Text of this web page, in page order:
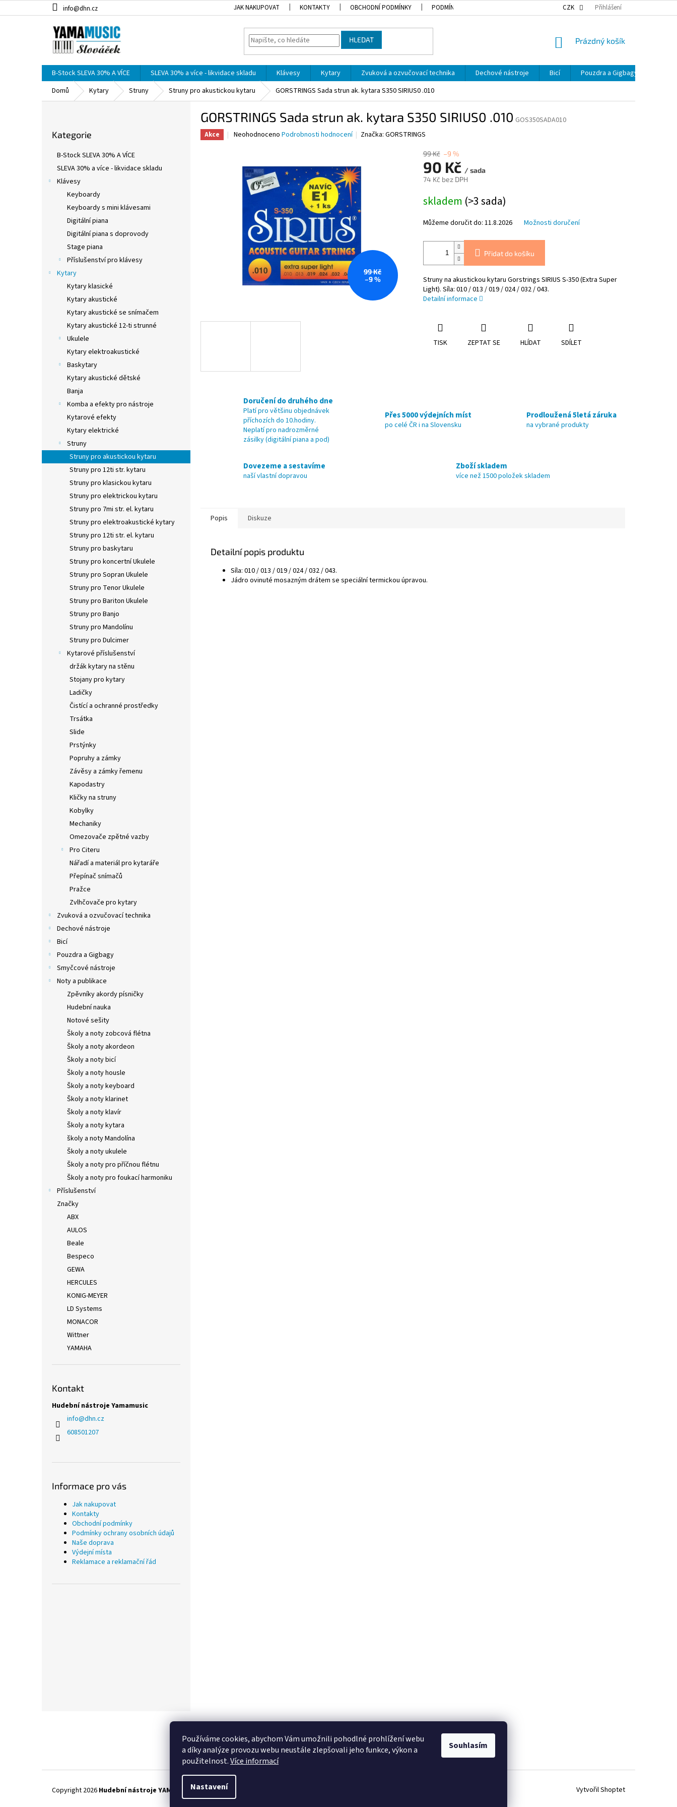
Používáme cookies, abychom Vám umožnili pohodlné prohlížení webu
a díky analýze provozu webu neustále zlepšovali jeho funkce, výkon a
použitelnost.Více informací
Nastavení
Souhlasím
na
info@dhn.cz JAK NAKUPOVAT KONTAKTY OBCHODNÍ PODMÍNKY PODMÍNKY OCHRANY OSOBNÍCH ÚDAJŮ NAŠE DOPRAVA
CZK Přihlášení
HLEDAT
NÁKUPNÍ
Prázdný košík
B-Stock SLEVA 30% A VÍCE SLEVA 30% a více - likvidace skladu Klávesy Kytary Zvuková a ozvučovací technika Dechové nástroje Bicí Pouzdra a Gigbagy
Domů
Kytary Struny Struny pro akustickou kytaru GORSTRINGS Sada strun ak. kytara S350 SIRIUS0 .010
kategorie
Kategorie
B-Stock SLEVA 30% A VÍCE
SLEVA 30% a více - likvidace skladu
Klávesy
Keyboardy
Keyboardy s mini klávesami
Digitální piana
Digitální piana s doprovody
Stage piana
Příslušenství pro klávesy
Kytary
Kytary klasické
Kytary akustické
Kytary akustické se snímačem
Kytary akustické 12-ti strunné
Ukulele
Kytary elektroakustické
Baskytary
Kytary akustické dětské
Banja
Komba a efekty pro nástroje
Kytarové efekty
Kytary elektrické
Struny
Struny pro akustickou kytaru
Struny pro 12ti str. kytaru
Struny pro klasickou kytaru
Struny pro elektrickou kytaru
Struny pro 7mi str. el. kytaru
Struny pro elektroakustické kytary
Struny pro 12ti str. el. kytaru
Struny pro baskytaru
Struny pro koncertní Ukulele
Struny pro Sopran Ukulele
Struny pro Tenor Ukulele
Struny pro Bariton Ukulele
Struny pro Banjo
Struny pro Mandolínu
Struny pro Dulcimer
Kytarové příslušenství
držák kytary na stěnu
Stojany pro kytary
Ladičky
Čistící a ochranné prostředky
Trsátka
Slide
Prstýnky
Popruhy a zámky
Závěsy a zámky řemenu
Kapodastry
Kličky na struny
Kobylky
Mechaniky
Omezovače zpětné vazby
Pro Citeru
Nářadí a materiál pro kytaráře
Přepínač snímačů
Pražce
Zvlhčovače pro kytary
Zvuková a ozvučovací technika
Dechové nástroje
Bicí
Pouzdra a Gigbagy
Smyčcové nástroje
Noty a publikace
Zpěvníky akordy písničky
Hudební nauka
Notové sešity
Školy a noty zobcová flétna
Školy a noty akordeon
Školy a noty bicí
Školy a noty housle
Školy a noty keyboard
Školy a noty klarinet
Školy a noty klavír
Školy a noty kytara
školy a noty Mandolína
Školy a noty ukulele
Školy a noty pro příčnou flétnu
Školy a noty pro foukací harmoniku
Příslušenství
Značky
ABX
AULOS
Beale
Bespeco
GEWA
HERCULES
KONIG-MEYER
LD Systems
MONACOR
Wittner
YAMAHA
Kontakt
Hudební nástroje Yamamusic
info@dhn.cz
608501207
Informace pro vás
Jak nakupovat
Kontakty
Obchodní podmínky
Podmínky ochrany osobních údajů
Naše doprava
Výdejní místa
Reklamace a reklamační řád
GORSTRINGS Sada strun ak. kytara S350 SIRIUS0 .010 GOS350SADA010
Akce
Průměrné
Neohodnoceno Podrobnosti hodnocení Značka:GORSTRINGS
99 Kč
–9 %
99 Kč –9 %
90 Kč / sada
74 Kč bez DPH
cena:
skladem (>3 sada)
Můžeme doručit do: 11.8.2026 Možnosti doručení
Přidat do košíku
Struny na akustickou kytaru Gorstrings SIRIUS S-350 (Extra Super
Light). Síla: 010 / 013 / 019 / 024 / 032 / 043.
Detailní informace
TISK ZEPTAT SE HLÍDAT SDÍLET
Doručení do druhého dne
Platí pro většinu objednávek
příchozích do 10.hodiny.
Neplatí pro nadrozměrné
zásilky (digitální piana a pod)
Přes 5000 výdejních míst
po celé ČR i na Slovensku
Prodloužená 5letá záruka
na vybrané produkty
Dovezeme a sestavíme
naší vlastní dopravou
Zboží skladem
více než 1500 položek skladem
Popis Diskuze
Detailní popis produktu
Síla: 010 / 013 / 019 / 024 / 032 / 043.
Jádro ovinuté mosazným drátem se speciální termickou úpravou.
Vytvořil Shoptet
Copyright 2026 Hudební nástroje YAMAMUSIC. Všechna práva vyhrazena.